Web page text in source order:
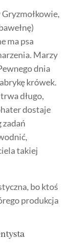
ma psa
Marzy
dnia
krówek.
długo,
dostaje
zadań
takiej
bo ktoś
produkcja